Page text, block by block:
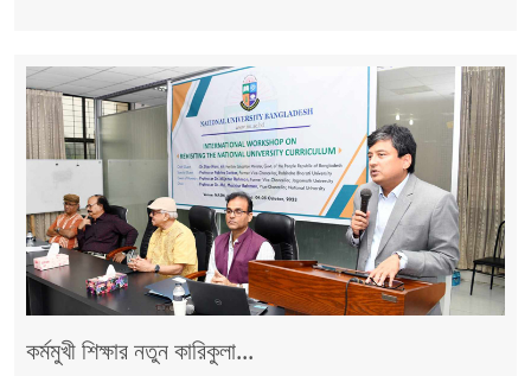
কর্মমুখী শিক্ষার নতুন কারিকুলা...